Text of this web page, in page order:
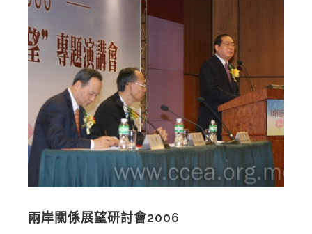
兩岸關係展望研討會2006